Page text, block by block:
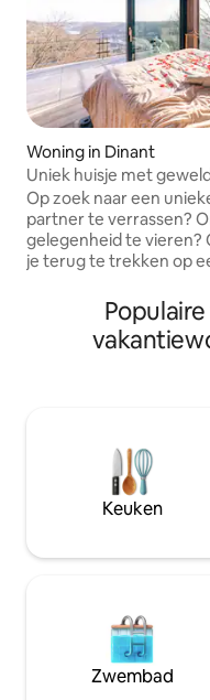
Woning in Dinant
Uniek huisje met
privé wellness
Op zoek naar een
partner te verrassen?
gelegenheid te vieren?
je terug te trekken op
naar El Clandestino -
het midden van een
vijf minuten afstand
bent! Het huisje is
een eigen wellness,
Keuken
Zwembad